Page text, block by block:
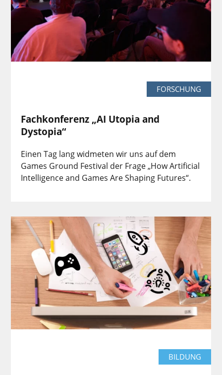
FORSCHUNG
Fachkonferenz „AI Utopia and
Dystopia“
Einen Tag lang widmeten wir uns auf dem
Games Ground Festival der Frage „How Artificial
Intelligence and Games Are Shaping Futures“.
BILDUNG